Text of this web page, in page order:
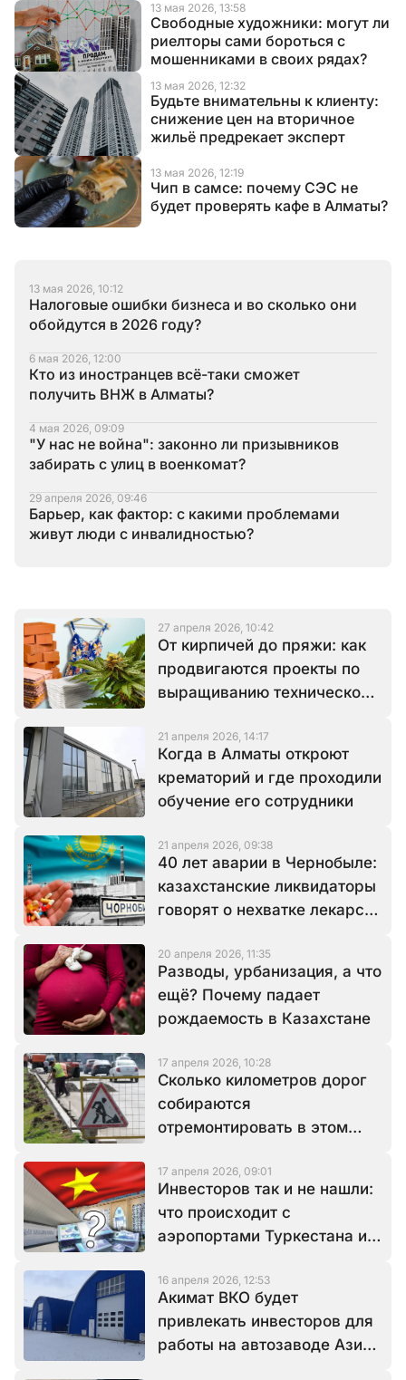
Свободные художники: могут ли
риелторы сами бороться с
мошенниками в своих рядах?
13 мая 2026, 13:58
Будьте внимательны к клиенту:
снижение цен на вторичное
жильё предрекает эксперт
13 мая 2026, 12:32
Чип в самсе: почему СЭС не
будет проверять кафе в Алматы?
13 мая 2026, 12:19
13 мая 2026, 10:12
Налоговые ошибки бизнеса и во сколько они
обойдутся в 2026 году?
6 мая 2026, 12:00
Кто из иностранцев всё-таки сможет
получить ВНЖ в Алматы?
4 мая 2026, 09:09
"У нас не война": законно ли призывников
забирать с улиц в военкомат?
29 апреля 2026, 09:46
Барьер, как фактор: с какими проблемами
живут люди с инвалидностью?
27 апреля 2026, 10:42
От кирпичей до пряжи: как
продвигаются проекты по
выращиванию технической
21 апреля 2026, 14:17
Когда в Алматы откроют
крематорий и где проходили
обучение его сотрудники
21 апреля 2026, 09:38
40 лет аварии в Чернобыле:
казахстанские ликвидаторы
говорят о нехватке лекарств
20 апреля 2026, 11:35
Разводы, урбанизация, а что
ещё? Почему падает
рождаемость в Казахстане
17 апреля 2026, 10:28
Сколько километров дорог
собираются
отремонтировать в этом
17 апреля 2026, 09:01
Инвесторов так и не нашли:
что происходит с
аэропортами Туркестана и
16 апреля 2026, 12:53
Акимат ВКО будет
привлекать инвесторов для
работы на автозаводе Азия